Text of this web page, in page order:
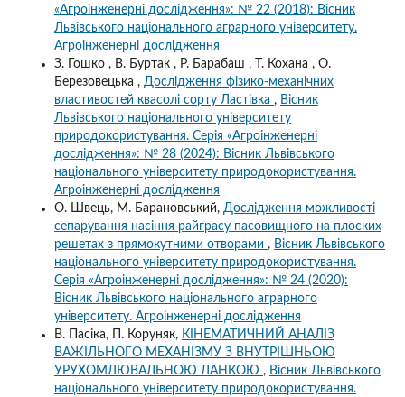
«Агроінженерні дослідження»: № 22 (2018): Вісник
Львівського національного аграрного університету.
Агроінженерні дослідження
З. Гошко , В. Буртак , Р. Барабаш , Т. Кохана , О.
Березовецька , Дослідження фізико-механічних
властивостей квасолі сорту Ластівка , Вісник
Львівського національного університету
природокористування. Серія «Агроінженерні
дослідження»: № 28 (2024): Вісник Львівського
національного університету природокористування.
Агроінженерні дослідження
О. Швець, М. Барановський, Дослідження можливості
сепарування насіння райграсу пасовищного на плоских
решетах з прямокутними отворами , Вісник Львівського
національного університету природокористування.
Серія «Агроінженерні дослідження»: № 24 (2020):
Вісник Львівського національного аграрного
університету. Агроінженерні дослідження
В. Пасіка, П. Коруняк, КІНЕМАТИЧНИЙ АНАЛІЗ
ВАЖІЛЬНОГО МЕХАНІЗМУ З ВНУТРІШНЬОЮ
УРУХОМЛЮВАЛЬНОЮ ЛАНКОЮ , Вісник Львівського
національного університету природокористування.